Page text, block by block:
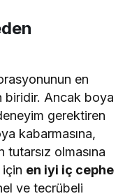
en
biridir. Ancak boya
gerektiren
kabarmasına,
tutarsız olmasına
en iyi iç cephe
ve tecrübeli